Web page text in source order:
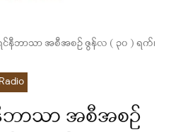
င်နီဘာသာ အစီအစဉ် ဇွန်လ ( ၃၀ ) ရက်၊
ဘာသာ အစီအစဉ်